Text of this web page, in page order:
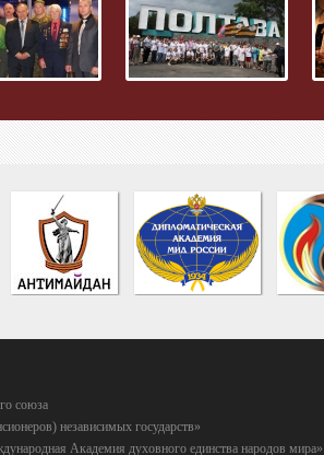
союза
независимых государств»
Академия духовного единства народов мира»